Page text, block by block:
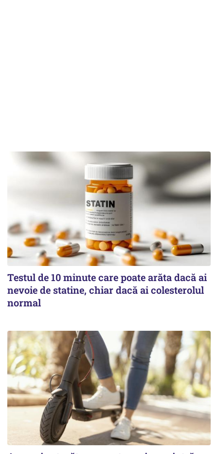
Testul de 10 minute care poate arăta dacă ai
nevoie de statine, chiar dacă ai colesterolul
normal